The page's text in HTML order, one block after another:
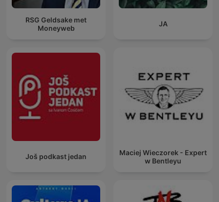
RSG Geldsake met
Moneyweb
JA
Još podkast jedan
Maciej Wieczorek - Expert
w Bentleyu